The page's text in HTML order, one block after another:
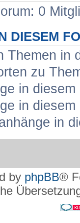
0
DIESEM
Themen in
zu
in
in
in
by phpBB®